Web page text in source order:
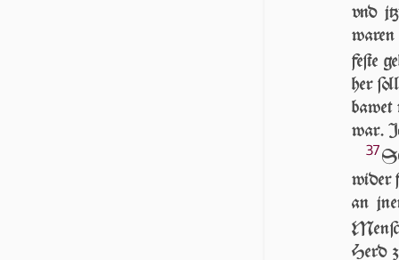
vnd
feſte
her
baw­et
war.
37
wi­der
an
Herd